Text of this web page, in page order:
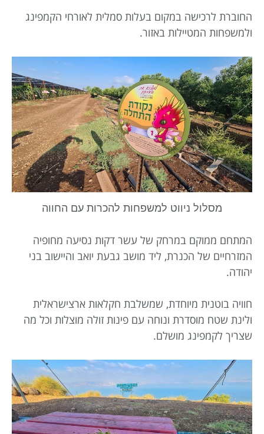
החוברת לרכישה במקום בעלות סמלית לאורחי הקמפינג
ולמשפחות המטיילות באזור.
מסלול ניווט למשפחות להכרות עם החווה
המתחם ממוקם במרחק של עשר דקות נסיעה מחופיה
המזרחיים של הכנרת, ליד מושב גבעת יואב והיישוב בני
יהודה.
חוויה בוטנית מיוחדת, שמשלבת חקלאות ארצישראלית
ולינת שטח מוסדרת ונוחה עם פינות זולה מוצלות וכל מה
שצריך לקמפינג מושלם.